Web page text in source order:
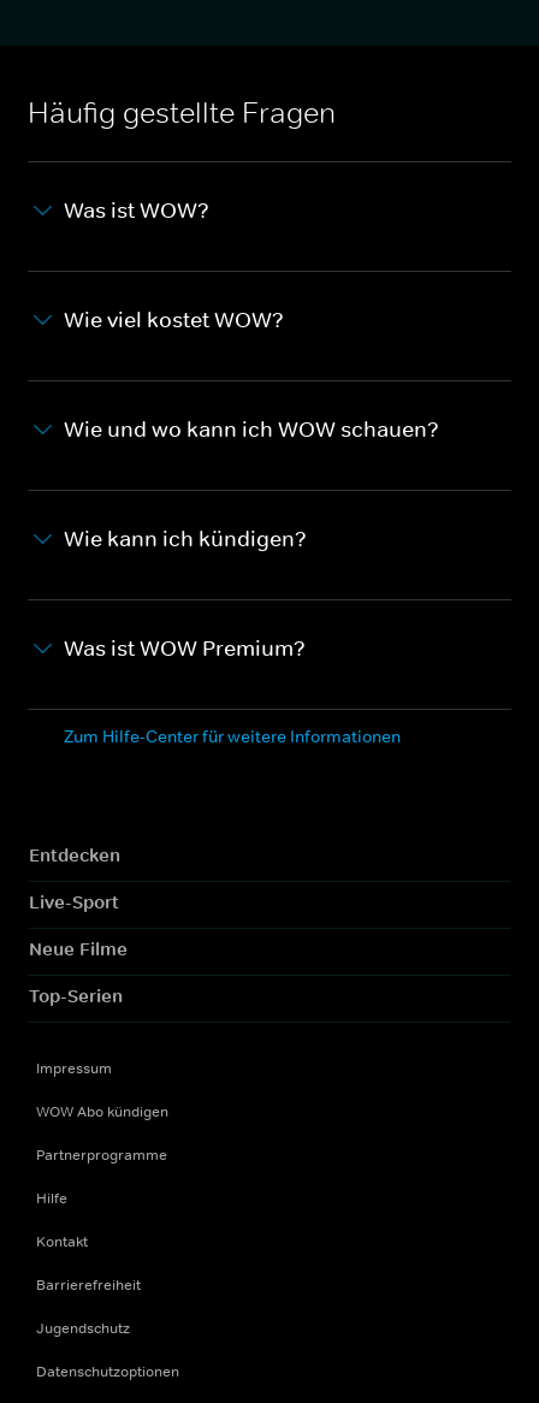
Häufig gestellte Fragen
Was ist WOW?
Wie viel kostet WOW?
Wie und wo kann ich WOW schauen?
Wie kann ich kündigen?
Was ist WOW Premium?
Zum Hilfe-Center für weitere Informationen
Entdecken
Live-Sport
Neue Filme
Top-Serien
Impressum
WOW Abo kündigen
Partnerprogramme
Hilfe
Kontakt
Barrierefreiheit
Jugendschutz
Datenschutzoptionen